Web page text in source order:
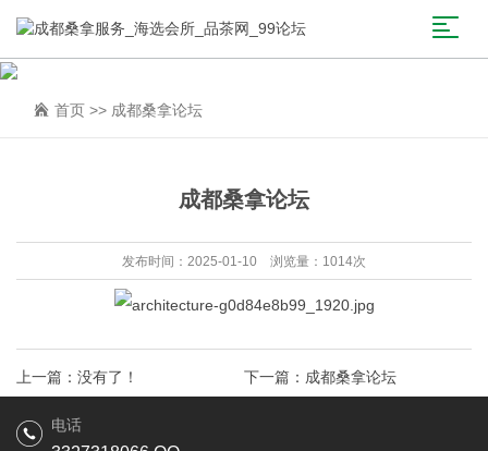
首页 >> 成都桑拿论坛
成都桑拿论坛
发布时间：2025-01-10 浏览量：1014次
上一篇：没有了！ 下一篇： 成都桑拿论坛
电话